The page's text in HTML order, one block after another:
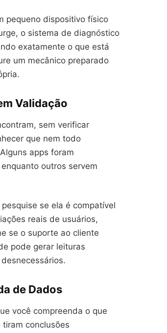
pequeno dispositivo físico
o sistema de diagnóstico
exatamente o que está
um mecânico preparado
Validação
sem verificar
que nem todo
apps foram
outros servem
se ela é compatível
reais de usuários,
se o suporte ao cliente
pode gerar leituras
de Dados
você compreenda o que
conclusões